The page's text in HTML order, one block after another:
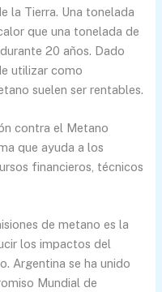
la Tierra. Una tonelada
que una tonelada de
20 años. Dado
utilizar como
suelen ser rentables.
contra el Metano
que ayuda a los
financieros, técnicos
de metano es la
los impactos del
Argentina se ha unido
Mundial de